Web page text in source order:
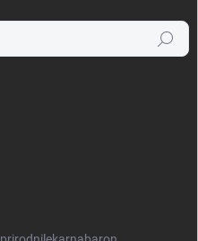
Hledat